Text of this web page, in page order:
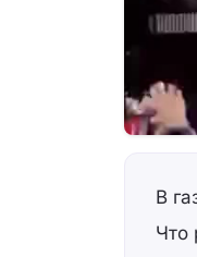
В
Что